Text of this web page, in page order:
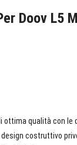
Doov L5
ottima qualità con le
costruttivo